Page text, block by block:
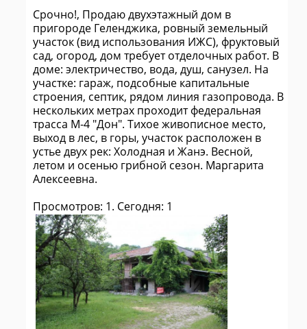
Срочно!, Продаю двухэтажный дом в
пригороде Геленджика, ровный земельный
участок (вид использования ИЖС), фруктовый
сад, огород, дом требует отделочных работ. В
доме: электричество, вода, душ, санузел. На
участке: гараж, подсобные капитальные
строения, септик, рядом линия газопровода. В
нескольких метрах проходит федеральная
трасса М-4 "Дон". Тихое живописное место,
выход в лес, в горы, участок расположен в
устье двух рек: Холодная и Жанэ. Весной,
летом и осенью грибной сезон. Маргарита
Алексеевна.
Просмотров: 1. Сегодня: 1